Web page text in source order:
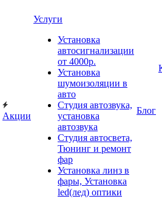
Акции
Услуги
Установка
автосигнализации
от 4000р.
Установка
шумоизоляции в
авто
Студия автозвука,
установка
автозвука
Студия автосвета,
Тюнинг и ремонт
фар
Установка линз в
фары, Установка
led(лед) оптики
Блог